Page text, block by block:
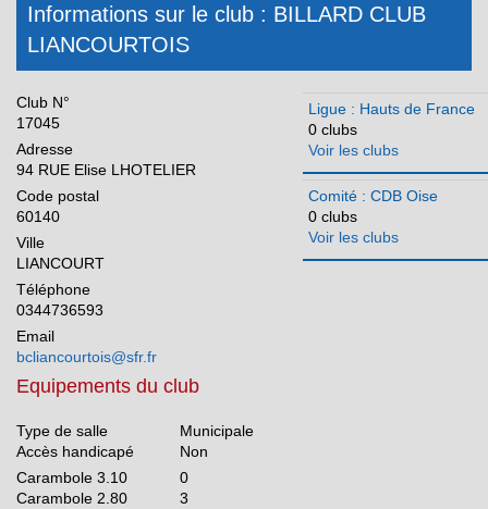
Réunion
Informations sur le club : BILLARD CLUB
LIANCOURTOIS
Club N°
17045
Adresse
94 RUE Elise LHOTELIER
Code postal
60140
Ville
LIANCOURT
Téléphone
0344736593
Email
bcliancourtois@sfr.fr
Ligue : Hauts de France
0 clubs
Voir les clubs
Comité : CDB Oise
0 clubs
Voir les clubs
Equipements du club
Type de salle
Municipale
Accès handicapé
Non
Carambole 3.10
0
Carambole 2.80
3